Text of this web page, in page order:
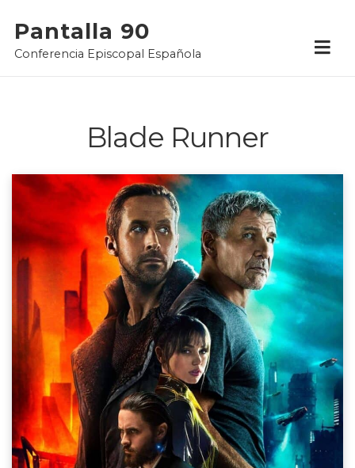
content
Pantalla 90
Conferencia Episcopal Española
Blade Runner